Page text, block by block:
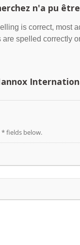
n'a pu
is correct, most
spelled correctly